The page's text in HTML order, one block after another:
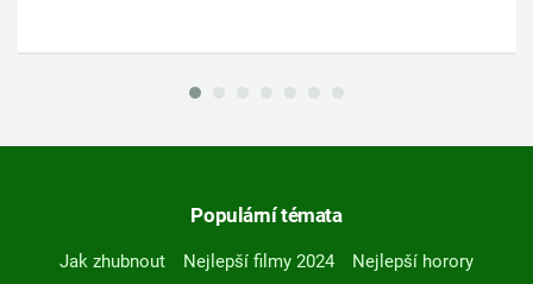
Populární témata
Jak zhubnout Nejlepší filmy 2024
Nejlepší horory